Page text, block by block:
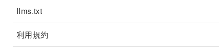
llms.txt
利用規約